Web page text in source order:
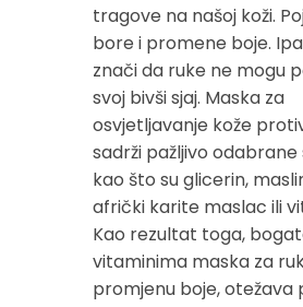
tragove na našoj koži.
bore i promene boje.
znači da ruke ne mogu
svoj bivši sjaj. Maska za
osvjetljavanje kože
sadrži pažljivo odabrane
kao što su glicerin,
afrički karite maslac ili
Kao rezultat toga,
vitaminima maska za
promjenu boje, otežava